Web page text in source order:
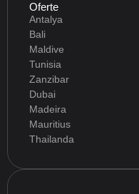
Oferte
Antalya
Bali
Maldive
Tunisia
Zanzibar
Dubai
Madeira
Mauritius
Thailanda